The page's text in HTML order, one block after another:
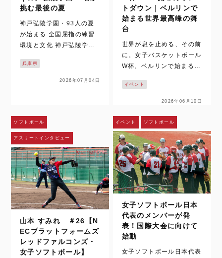
挑む最後の夏
神戸弘陵学園・93人の夏
が始まる 全国屈指の練習
環境と文化 神戸弘陵学園
立ち続ける名門だ。 その9
3名が迎える最後の夏を追
ディション。しかし、神戸
弘陵学園の…
兵庫県
2026年07月04日
トダウン｜ベルリンで
始まる世界最高峰の舞
台
世界が息を止める、その前
に。女子バスケットボール
W杯、ベルリンで始まる時
ケットボールの試合映像
は、テレビや配信、SNS
た。ハイライトや切り取ら
れた一瞬を、何度でも目に
することができる。さら
に、時差のある国か…
イベント
2026年06月10日
ソフトボール
アスリートインタビュー
山本 すみれ ＃26【N
ECプラットフォームズ
レッドファルコンズ・
女子ソフトボール】
イベント ソフトボール
女子ソフトボール日本
代表のメンバーが発
表！国際大会に向けて
始動
女子ソフトボール日本代表